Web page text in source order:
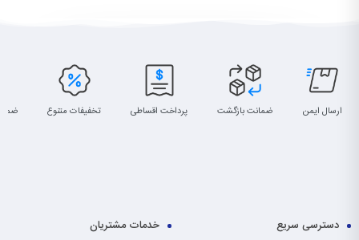
ارسال ایمن ضمانت بازگشت پرداخت اقساطی تخفیفات متنوع
دسترسی سریع خدمات مشتریان